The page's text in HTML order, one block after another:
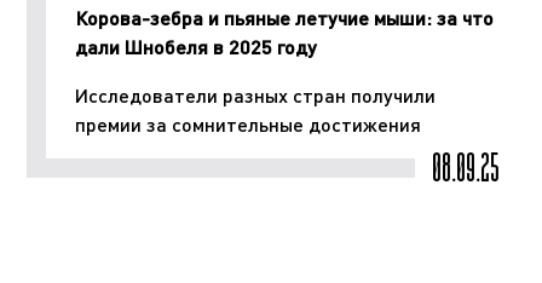
Корова-зебра и пьяные летучие мыши: за что
дали Шнобеля в 2025 году
Исследователи разных стран получили
премии за сомнительные достижения
08.09.25